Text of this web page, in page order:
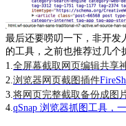
最后还要唠叨一下，非开发
的工具，之前也推荐过几个
1. 全屏幕截取网页编辑共享
2. 浏览器网页截图插件
3. 将网页完整截取备份成图
4. qSnap 浏览器抓图工具，